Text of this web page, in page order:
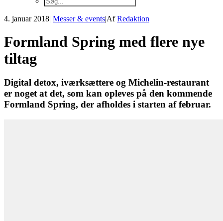
4. januar 2018| Messer & events|AfRedaktion
Formland Spring med flere nye
tiltag
Digital detox, iværksættere og Michelin-restaurant
er noget at det, som kan opleves på den kommende
Formland Spring, der afholdes i starten af februar.